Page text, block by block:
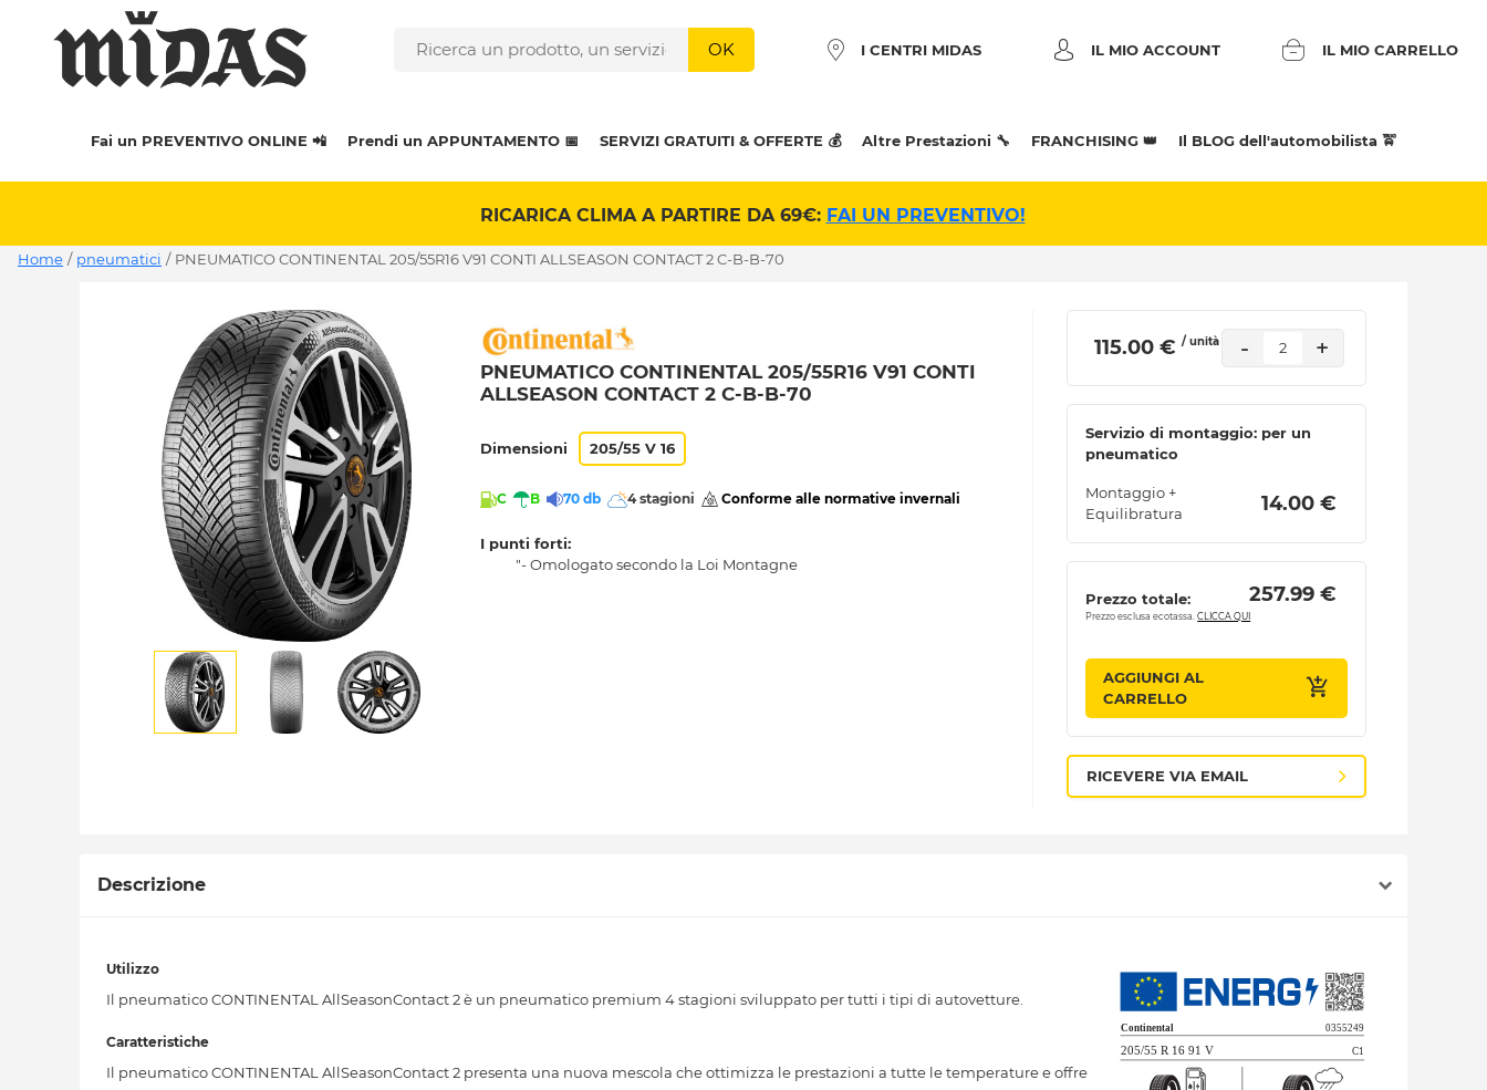
OK I CENTRI MIDAS IL MIO ACCOUNT IL MIO CARRELLO
Fai un PREVENTIVO ONLINE 📲 Prendi un APPUNTAMENTO 📅 SERVIZI GRATUITI & OFFERTE 💰 Altre Prestazioni 🔧 FRANCHISING 👑 Il BLOG dell'automobilista 🚖
RICARICA CLIMA A PARTIRE DA 69€: FAI UN PREVENTIVO!
Home / pneumatici / PNEUMATICO CONTINENTAL 205/55R16 V91 CONTI ALLSEASON CONTACT 2 C-B-B-70
PNEUMATICO CONTINENTAL 205/55R16 V91 CONTI
ALLSEASON CONTACT 2 C-B-B-70
Dimensioni 205/55 V 16
C B 70 db 4 stagioni Conforme alle normative invernali
I punti forti:
"- Omologato secondo la Loi Montagne
115.00 € / unità - 2 +
Servizio di montaggio: per un
pneumatico
Montaggio +
Equilibratura
14.00 €
Prezzo totale: 257.99 €
Prezzo esclusa ecotassa.CLICCA QUI
AGGIUNGI AL
CARRELLO
RICEVERE VIA EMAIL
Descrizione
Utilizzo
Il pneumatico CONTINENTAL AllSeasonContact 2 è un pneumatico premium 4 stagioni sviluppato per tutti i tipi di autovetture.
Caratteristiche
Il pneumatico CONTINENTAL AllSeasonContact 2 presenta una nuova mescola che ottimizza le prestazioni a tutte le temperature e offre